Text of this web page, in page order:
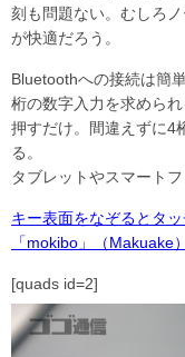
刻も問題ない。むしろ
が快適だろう。
Bluetoothへの接続は簡
桁の数字入力を求めら
押すだけ。間違えずに4
る。
タブレットやスマート
キー表面をなぞるとタ
「mokibo」（Makuake）
[quads id=2]